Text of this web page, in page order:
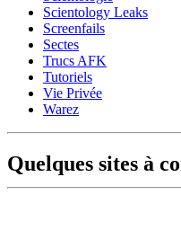
Scientology Leaks
Screenfails
Sectes
Trucs AFK
Tutoriels
Vie Privée
Warez
Quelques sites à